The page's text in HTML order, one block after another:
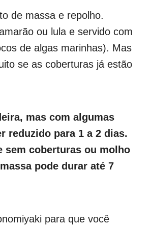
de massa e repolho.
ou lula e servido com
de algas marinhas). Mas
se as coberturas já estão
mas com algumas
reduzido para 1 a 2 dias.
sem coberturas ou molho
pode durar até 7
para que você